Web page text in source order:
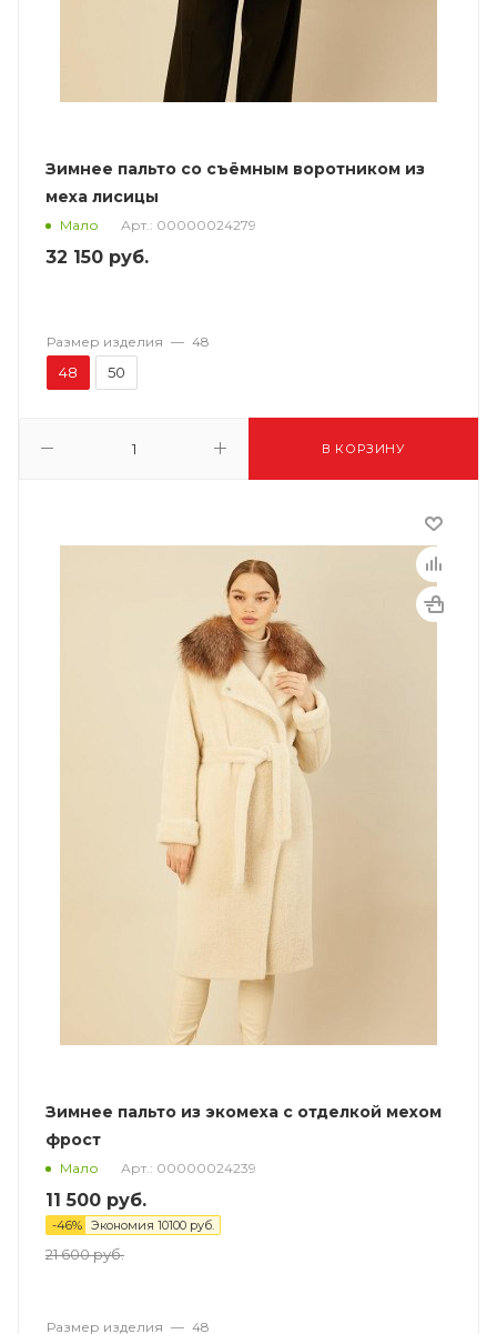
Зимнее пальто со съёмным воротником из
меха лисицы
Мало Арт.: 00000024279
32 150 руб.
В КОРЗИНУ
Размер изделия — 48
48 50
Зимнее пальто из экомеха с отделкой мехом
фрост
Мало Арт.: 00000024239
11 500 руб.
-46% Экономия 10100 руб.
21 600руб.
Размер изделия — 48